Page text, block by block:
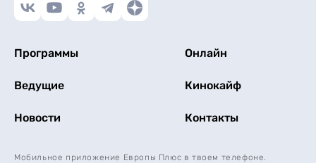
Программы Онлайн
Ведущие Кинокайф
Новости Контакты
Мобильное приложение Европы Плюс в твоем телефоне.